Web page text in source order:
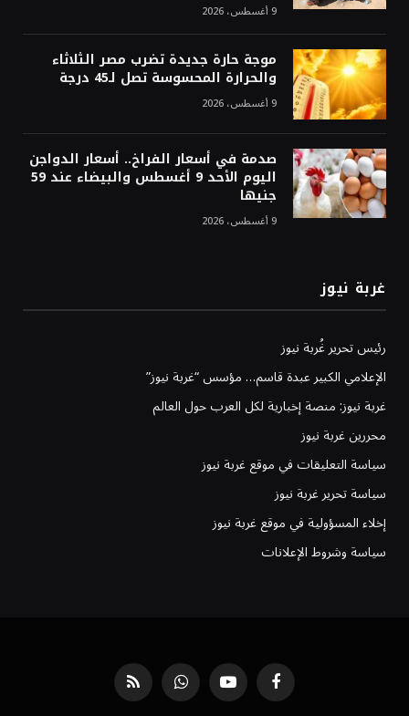
9 أغسطس، 2026
موجة حارة جديدة تضرب مصر الثلاثاء
والحرارة المحسوسة تصل لـ45 درجة
9 أغسطس، 2026
صدمة في أسعار الفراخ.. أسعار الدواجن
اليوم الأحد 9 أغسطس والبيضاء عند 59
جنيها
9 أغسطس، 2026
غربة نيوز
رئيس تحرير غُربة نيوز
الإعلامي الكبير عبدة قاسم… مؤسس “غربة نيوز”
غربة نيوز: منصة إخبارية لكل العرب حول العالم
محررين غربة نيوز
سياسة التعليقات في موقع غربة نيوز
سياسة تحرير غربة نيوز
إخلاء المسؤولية في موقع غربة نيوز
سياسة وشروط الإعلانات
فيسبوك يوتيوب واتساب RSS